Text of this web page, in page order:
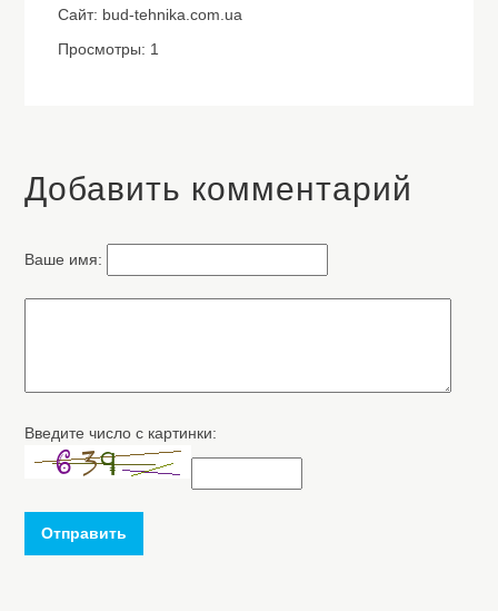
Сайт: bud-tehnika.com.ua
Просмотры: 1
Добавить комментарий
Ваше имя:
Введите число с картинки:
Отправить